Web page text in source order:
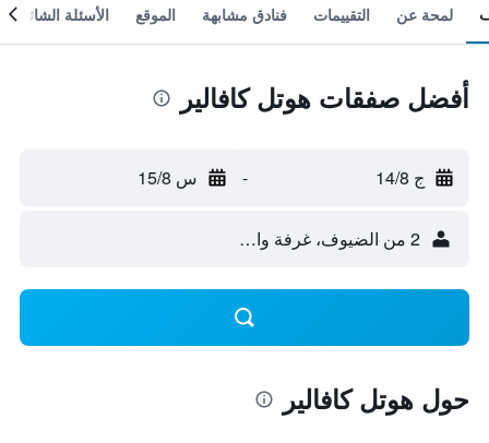
لمحة عن التقييمات فنادق مشابهة الموقع الأسئلة الشائعة
أفضل صفقات هوتل كافالير
ج 14/8 - س 15/8
2 من الضيوف، غرفة واحدة
حول هوتل كافالير